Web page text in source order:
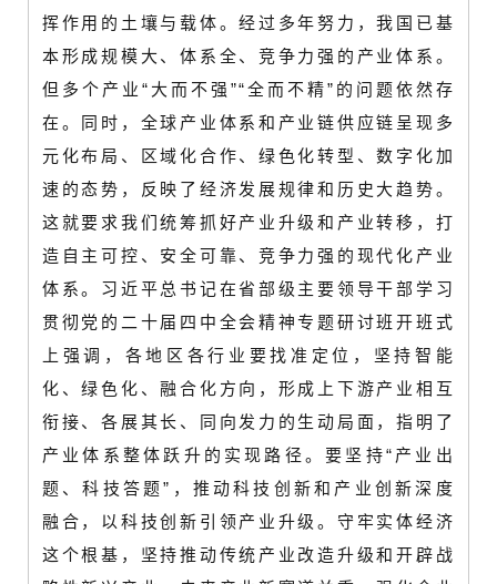
挥作用的土壤与载体。经过多年努力，我国已基
本形成规模大、体系全、竞争力强的产业体系。
但多个产业“大而不强”“全而不精”的问题依然存
在。同时，全球产业体系和产业链供应链呈现多
元化布局、区域化合作、绿色化转型、数字化加
速的态势，反映了经济发展规律和历史大趋势。
这就要求我们统筹抓好产业升级和产业转移，打
造自主可控、安全可靠、竞争力强的现代化产业
体系。习近平总书记在省部级主要领导干部学习
贯彻党的二十届四中全会精神专题研讨班开班式
上强调，各地区各行业要找准定位，坚持智能
化、绿色化、融合化方向，形成上下游产业相互
衔接、各展其长、同向发力的生动局面，指明了
产业体系整体跃升的实现路径。要坚持“产业出
题、科技答题”，推动科技创新和产业创新深度
融合，以科技创新引领产业升级。守牢实体经济
这个根基，坚持推动传统产业改造升级和开辟战